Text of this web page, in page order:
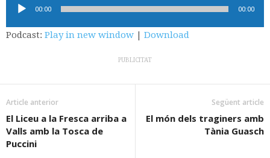
d'àudio00:00 00:00
Podcast: Play in new window | Download
PUBLICITAT
Article anterior
El Liceu a la Fresca arriba a
Valls amb la Tosca de
Puccini
Següent article
El món dels traginers amb
Tània Guasch